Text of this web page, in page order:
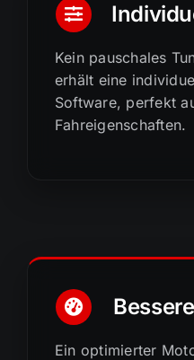
Kein pauschales
erhält eine
Software, perfekt
Fahreigenschaften.
Ein optimierter